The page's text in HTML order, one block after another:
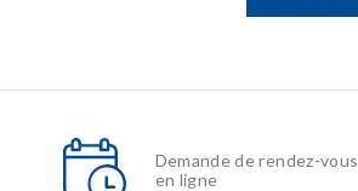
Demande de rendez-vous
en ligne